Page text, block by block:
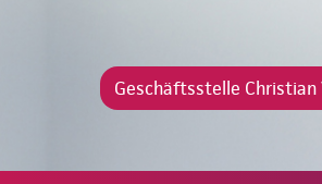
Geschäftsstelle Christian